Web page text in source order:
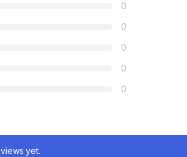
0
0
0
0
0
yet.